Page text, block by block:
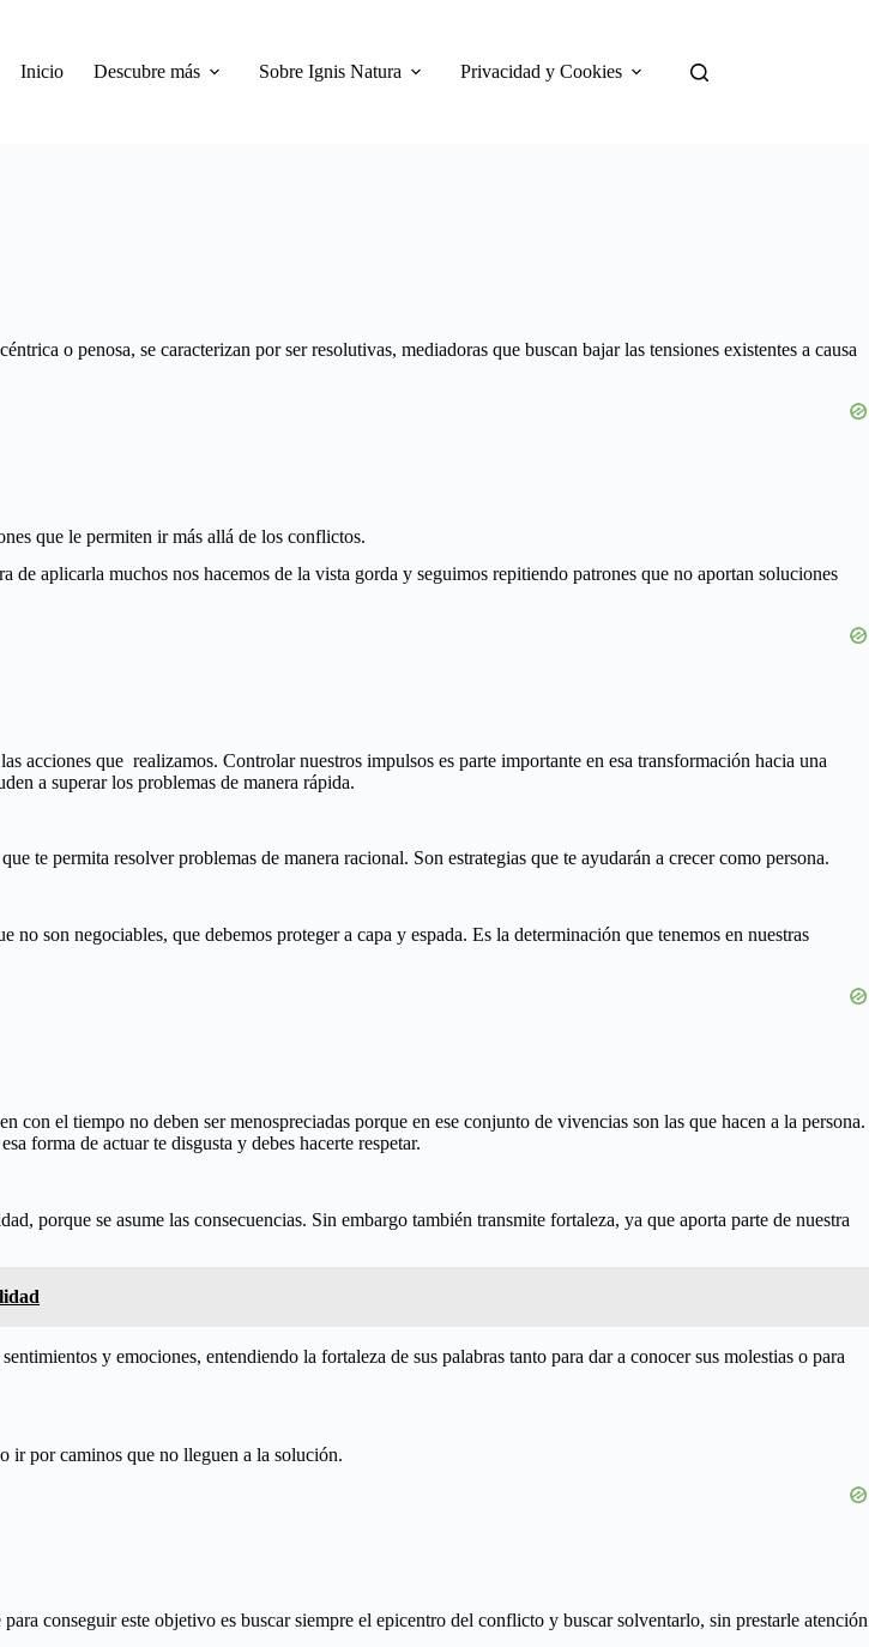
Inicio
Descubre más Sobre Ignis Natura Privacidad y Cookies
o penosa, se caracterizan por ser resolutivas, mediadoras que buscan bajar las tensiones existentes a causa
que le permiten ir más allá de los conflictos.
aplicarla muchos nos hacemos de la vista gorda y seguimos repitiendo patrones que no aportan soluciones
acciones que realizamos. Controlar nuestros impulsos es parte importante en esa transformación hacia una
a superar los problemas de manera rápida.
te permita resolver problemas de manera racional. Son estrategias que te ayudarán a crecer como persona.
son negociables, que debemos proteger a capa y espada. Es la determinación que tenemos en nuestras
el tiempo no deben ser menospreciadas porque en ese conjunto de vivencias son las que hacen a la persona.
forma de actuar te disgusta y debes hacerte respetar.
porque se asume las consecuencias. Sin embargo también transmite fortaleza, ya que aporta parte de nuestra
y emociones, entendiendo la fortaleza de sus palabras tanto para dar a conocer sus molestias o para
ir por caminos que no lleguen a la solución.
conseguir este objetivo es buscar siempre el epicentro del conflicto y buscar solventarlo, sin prestarle atención